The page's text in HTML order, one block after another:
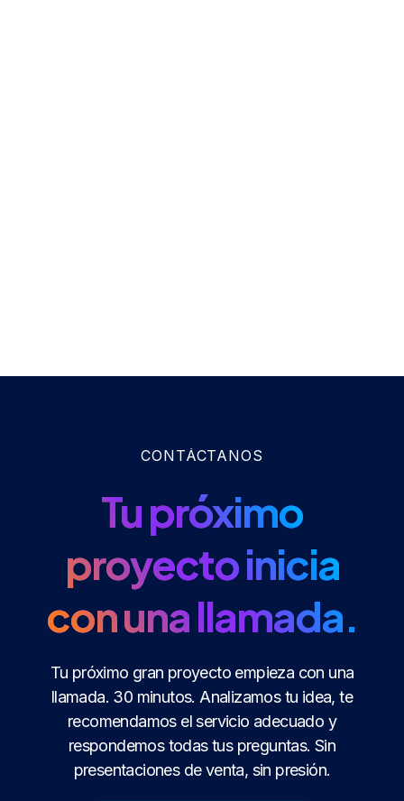
CONTÁCTANOS
Tu próximo
proyecto inicia
con una llamada.
Tu próximo gran proyecto empieza con una
llamada. 30 minutos. Analizamos tu idea, te
recomendamos el servicio adecuado y
respondemos todas tus preguntas. Sin
presentaciones de venta, sin presión.